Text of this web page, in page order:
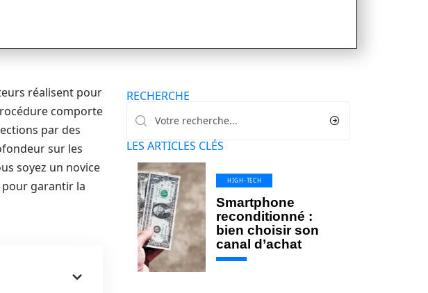
réalisent pour
comporte
par des
sur les
soyez un novice
garantir la
RECHERCHE
LES ARTICLES CLÉS
HIGH-TECH
Smartphone
reconditionné :
bien choisir son
canal d’achat